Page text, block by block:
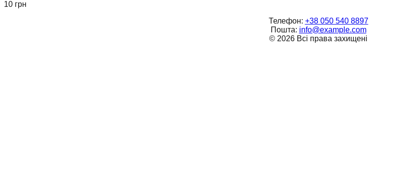
10 грн
Телефон: +38 050 540 8897
Пошта: info@example.com
© 2026 Всі права захищені